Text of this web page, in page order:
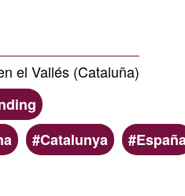
Novo
el Vallés (Cataluña)
Catalunya